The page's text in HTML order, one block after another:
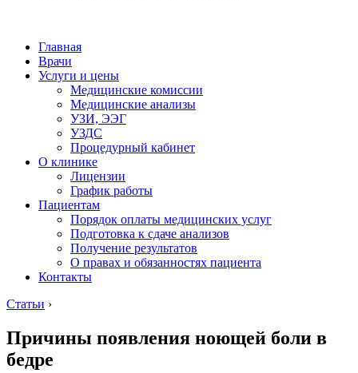
Главная
Врачи
Услуги и цены
Медицинские комиссии
Медицинские анализы
УЗИ, ЭЭГ
УЗДС
Процедурный кабинет
О клинике
Лицензии
График работы
Пациентам
Порядок оплаты медицинских услуг
Подготовка к сдаче анализов
Получение результатов
О правах и обязанностях пациента
Контакты
Статьи ›
Причины появления ноющей боли в
бедре